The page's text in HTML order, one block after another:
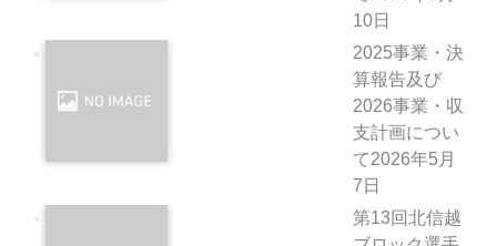
10日
2025事業・決
算報告及び
2026事業・収
支計画につい
て2026年5月
7日
第13回北信越